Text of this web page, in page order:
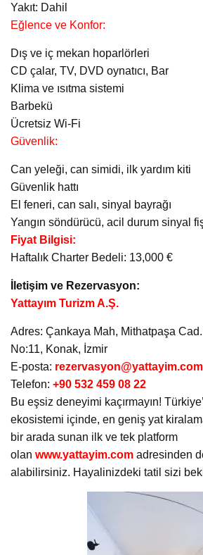
Yakıt: Dahil
Eğlence ve Konfor:
Dış ve iç mekan hoparlörleri
CD çalar, TV, DVD oynatıcı, Bar
Klima ve ısıtma sistemi
Barbekü
Ücretsiz Wi-Fi
Güvenlik:
Can yeleği, can simidi, ilk yardım kiti
Güvenlik hattı
El feneri, can salı, sinyal bayrağı
Yangın söndürücü, acil durum sinyal
Fiyat Bilgisi:
Haftalık Charter Bedeli: 13,000 €
İletişim ve Rezervasyon:
Yattayım Turizm A.Ş.
Adres: Çankaya Mah, Mithatpaşa Cad.
No:11, Konak, İzmir
E-posta: rezervasyon@yattayim.com
Telefon: +90 532 459 08 22
Bu eşsiz deneyimi kaçırmayın!
ekosistemi içinde, en geniş yat
bir arada sunan ilk ve tek platform
olan www.yattayim.com adresinden
alabilirsiniz. Hayalinizdeki tatil sizi